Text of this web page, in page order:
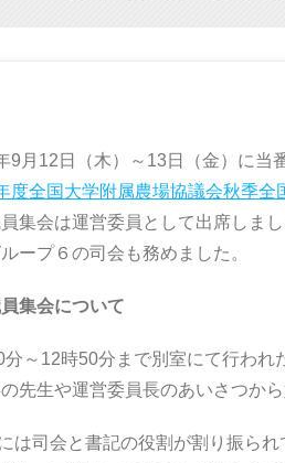
9月12日（木）～13日（金）に当
度全国大学附属農場協議会秋季全
集会は運営委員として出席しまし
ープ６の司会も務めました。
集会について
分～12時50分まで別室にて行わ
先生や運営委員長のあいさつか
は司会と書記の役割が割り振ら